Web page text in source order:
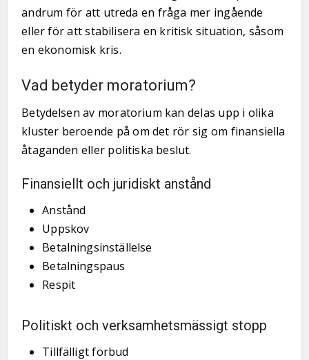
andrum för att utreda en fråga mer ingående
eller för att stabilisera en kritisk situation, såsom
en ekonomisk kris.
Vad betyder moratorium?
Betydelsen av moratorium kan delas upp i olika
kluster beroende på om det rör sig om finansiella
åtaganden eller politiska beslut.
Finansiellt och juridiskt anstånd
Anstånd
Uppskov
Betalningsinställelse
Betalningspaus
Respit
Politiskt och verksamhetsmässigt stopp
Tillfälligt förbud